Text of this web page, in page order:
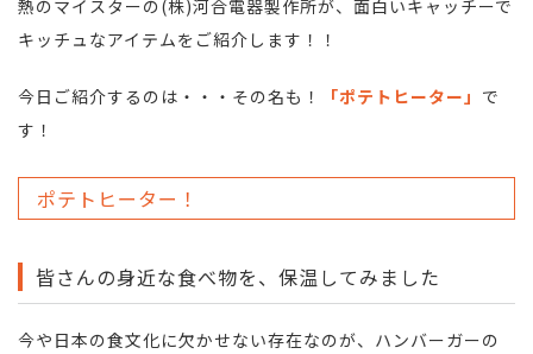
熱のマイスターの(株)河合電器製作所が、面白いキャッチーで
キッチュなアイテムをご紹介します！！
今日ご紹介するのは・・・その名も！ 「ポテトヒーター」 で
す！
ポテトヒーター！
皆さんの身近な食べ物を、保温してみました
今や日本の食文化に欠かせない存在なのが、ハンバーガーの